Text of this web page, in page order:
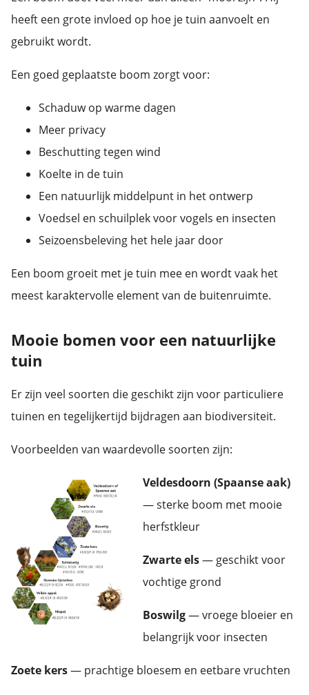
heeft een grote invloed op hoe je tuin aanvoelt en
gebruikt wordt.
Een goed geplaatste boom zorgt voor:
Schaduw op warme dagen
Meer privacy
Beschutting tegen wind
Koelte in de tuin
Een natuurlijk middelpunt in het ontwerp
Voedsel en schuilplek voor vogels en insecten
Seizoensbeleving het hele jaar door
Een boom groeit met je tuin mee en wordt vaak het
meest karaktervolle element van de buitenruimte.
Mooie bomen voor een natuurlijke
tuin
Er zijn veel soorten die geschikt zijn voor particuliere
tuinen en tegelijkertijd bijdragen aan biodiversiteit.
Voorbeelden van waardevolle soorten zijn:
Veldesdoorn (Spaanse aak)
— sterke boom met mooie
herfstkleur
Zwarte els— geschikt voor
vochtige grond
Boswilg— vroege bloeier en
belangrijk voor insecten
Zoete kers— prachtige bloesem en eetbare vruchten